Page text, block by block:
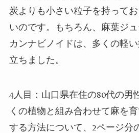
炭よりも小さい粒子を持って
いのです。もちろん、麻葉ジ
カンナビノイドは、多くの軽
立ちました。
4人目：山口県在住の80代の男
くの植物と組み合わせて麻を
する方法について、 2ページ分